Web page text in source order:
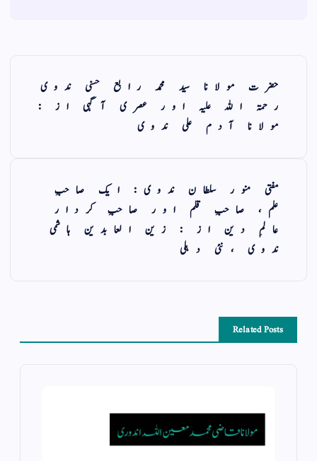
حضرت مولانا سید محمد رابع حسنی ندوی
رحمۃ اللہ علیہ اور عصری آگہی از :
مولانا آدم علی ندوی
مفتی منور سلطان ندوی: ایک صاحبِ
علم، صاحبِ قلم اور صاحبِ کردار
عالمِ دین از : زین العابدین ہاشمی
ندوی ،نئی دہلی
Related Posts